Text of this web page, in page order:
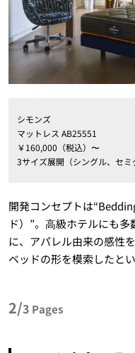
シモンズ
マットレス AB25551
￥160,000（税込）〜
3サイズ展開（シングル、セミ
開発コンセプトは
ド）”。⾼級ホテルにも
に、アパレル由来の感性
ベッドの形を模索したとい
2/3 Pages